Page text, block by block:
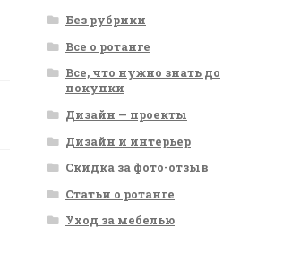
Без рубрики
Все о ротанге
Все, что нужно знать до
покупки
Дизайн — проекты
Дизайн и интерьер
Скидка за фото-отзыв
Статьи о ротанге
Уход за мебелью